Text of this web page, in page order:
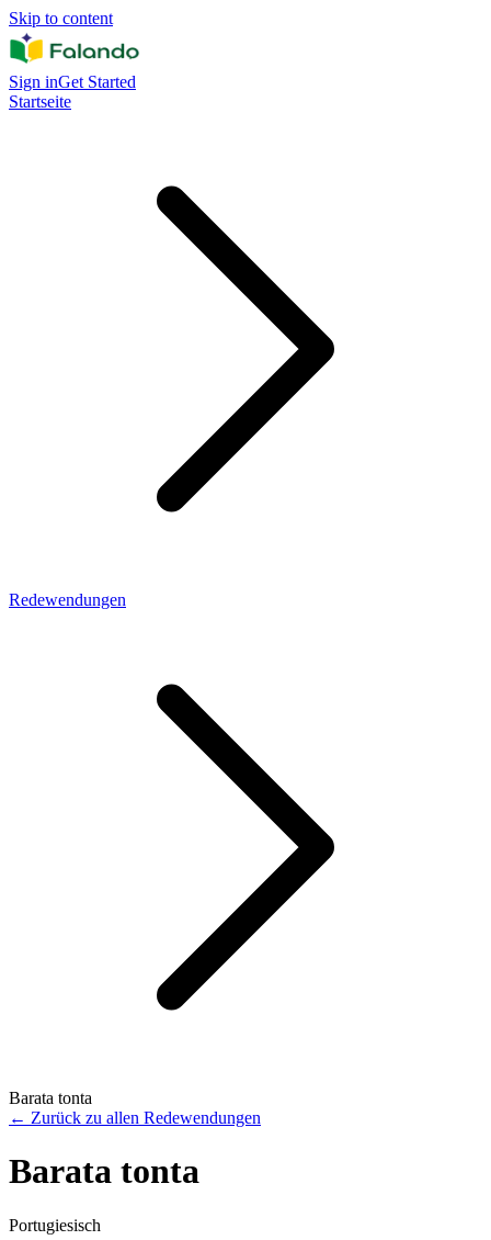
Skip to content
Sign inGet Started
Startseite
Redewendungen
Barata tonta
← Zurück zu allen Redewendungen
Barata tonta
Portugiesisch